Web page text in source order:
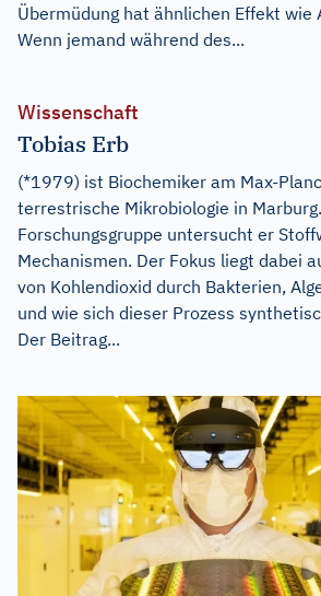
Übermüdung hat ähnlichen Effekt wie
Wenn jemand während des...
Wissenschaft
Tobias Erb
(*1979) ist Biochemiker am Max-
terrestrische Mikrobiologie in
Forschungsgruppe untersucht er
Mechanismen. Der Fokus liegt dabei
von Kohlendioxid durch Bakterien,
und wie sich dieser Prozess
Der Beitrag...